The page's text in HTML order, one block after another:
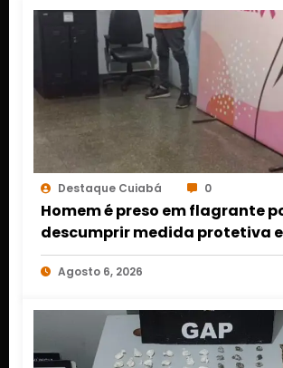
Destaque Cuiabá 0
Homem é preso em flagrante
descumprir medida protetiva
Cuiabá após acionamento de
do pânico
Agosto 6, 2026